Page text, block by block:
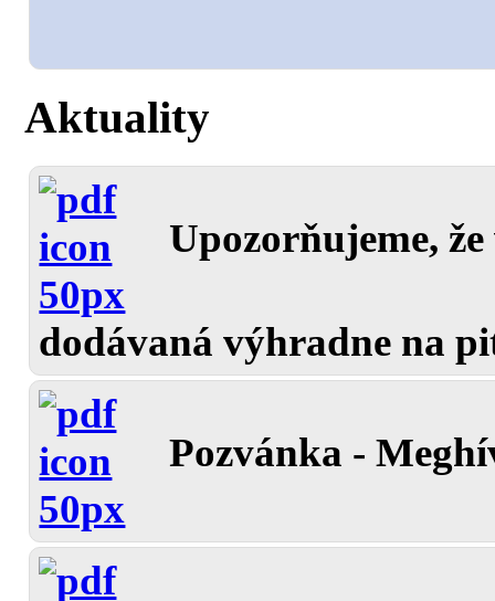
Aktuality
Upozorňujeme,
dodávaná výhradne na
Pozvánka -